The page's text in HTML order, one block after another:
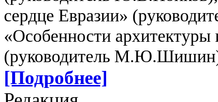
сердце Евразии»
«Особенности архитектуры
(руководитель
[Подробнее]